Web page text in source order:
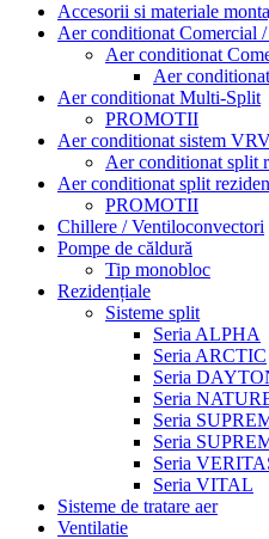
Accesorii si materiale
Aer conditionat Comercial
Aer conditionat
Aer
Aer conditionat Multi-Split
PROMOTII
Aer conditionat sistem
Aer conditionat split
Aer conditionat split
PROMOTII
Chillere / Ventiloconvectori
Pompe de căldură
Tip monobloc
Rezidențiale
Sisteme split
Seria ALPHA
Seria ARCTIC
Seria
Seria
Seria
Seria
Seria
Seria VITAL
Sisteme de tratare aer
Ventilatie